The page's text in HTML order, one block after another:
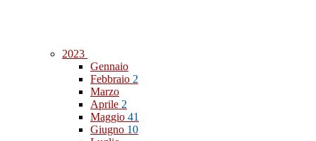
2023
Gennaio
Febbraio 2
Marzo
Aprile 2
Maggio 41
Giugno 10